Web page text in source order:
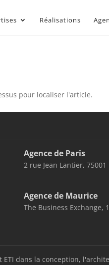
Réalisations
pour localiser l'article.
Agence de Paris
2 rue Jean Lantier, 75001
Agence de Maurice
The Business Exchange,
dans la conception,